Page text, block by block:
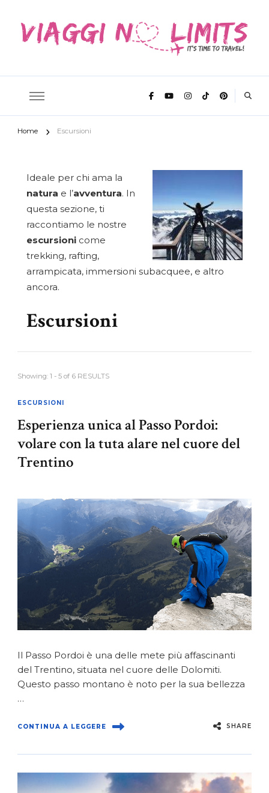
Viaggi No
Limits
Home Escursioni
Ideale per chi ama la
natura e l’avventura. In
questa sezione, ti
raccontiamo le nostre
escursioni come
trekking, rafting,
arrampicata, immersioni subacquee, e altro
ancora.
Escursioni
Showing: 1 - 5 of 6 RESULTS
ESCURSIONI
Esperienza unica al Passo Pordoi:
volare con la tuta alare nel cuore del
Trentino
Il Passo Pordoi è una delle mete più affascinanti
del Trentino, situata nel cuore delle Dolomiti.
Questo passo montano è noto per la sua bellezza
…
CONTINUA A LEGGERE SHARE